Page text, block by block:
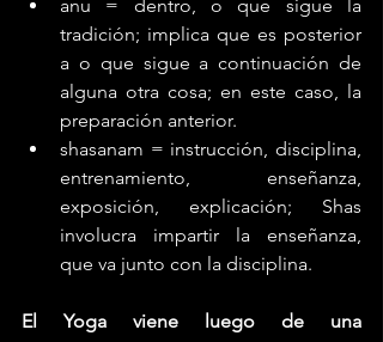
anu = dentro, o que sigue la
tradición; implica que es posterior
a o que sigue a continuación de
alguna otra cosa; en este caso, la
preparación anterior.
shasanam = instrucción, disciplina,
entrenamiento, enseñanza,
exposición, explicación; Shas
involucra impartir la enseñanza,
que va junto con la disciplina.
El Yoga viene luego de una